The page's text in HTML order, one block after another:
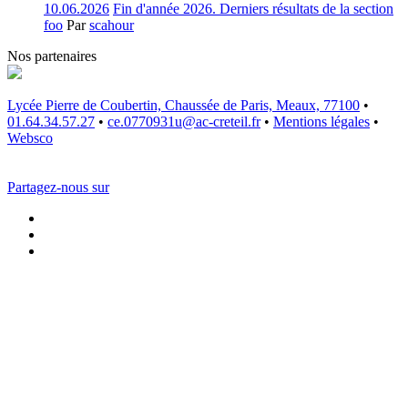
10.06.2026 Fin d'année 2026. Derniers résultats de la section
foo Parscahour
Nos partenaires
Lycée Pierre de Coubertin, Chaussée de Paris, Meaux, 77100 •
01.64.34.57.27 • ce.0770931u@ac-creteil.fr • Mentions légales •
Websco
Partagez-nous sur